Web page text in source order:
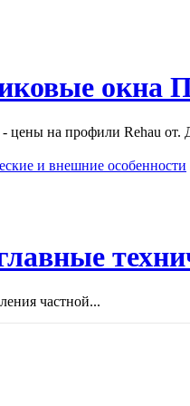
окна
на профили Rehau от.
частной...